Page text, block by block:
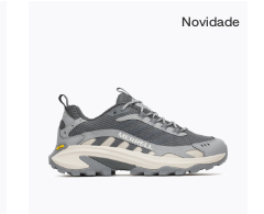
Novidade